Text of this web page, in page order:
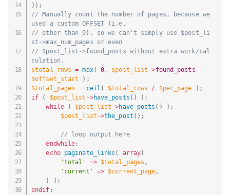
) ) ;
// Manually count the number of pages, because we
used a custom OFFSET (i.e.
// other than 0), so we can't simply use $post_li
st->max_num_pages or even
// $post_list->found_posts without extra work/cal
culation.
$total_rows = max( 0, $post_list ->found_posts
-
$offset_start
) ;
$total_pages = ceil ( $total_rows / $per_page ) ;
if
( $post_list ->have_posts ( ) ) :
while
( $post_list ->have_posts ( ) ) :
$post_list ->the_post ( ) ;
// loop output here
endwhile;
echo paginate_links ( array(
'total'
=> $total_pages ,
'current'
=> $current_page,
)
) ;
endif ;